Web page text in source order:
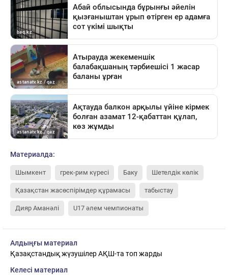
Материалда:
Шымкент грек-рим күресі Баку Шетелдік көлік
Қазақстан жасөспірімдер құрамасы табыстау
Дияр Аманәлі U17 әлем чемпионаты
Алдыңғы материал
Қазақстандық жүзушілер АҚШ-та топ жарды
Келесі материал